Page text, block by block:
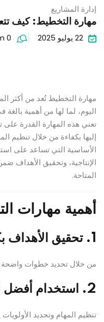
إدارة المشاريع
مهارة التخطيط: كيف
22 يوليو 2025
0
مهارة التخطيط تُعد من أكثر
اليوم، لما لها من أهمية
تعني هذه المهارة القدرة
إليها بكفاءة من خلال تنظيم
الأساسية التي تساعد على
الإنتاجية، وتحقيق الأهداف
المتاحة.
أهمية مهارات
1. تحقيق الأهداف بكفاءة
من خلال تحديد خطوات واضحة
2. استخدام أفضل للوقت
تنظيم المهام وتحديد